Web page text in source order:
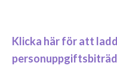
Klicka här för att